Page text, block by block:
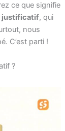
ce que signifie
justificatif, qui
nous
C’est parti !
?